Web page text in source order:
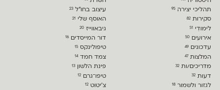
תהליכי יצירה 95
סקירות 82
לימודִי 51
אירועים 50
עדכונים 49
המלצות47
מדריכים/ות 32
דעות 32
לגזור ולשמור 18
עיצוב בחו"ל23
האוסף שלי21
גיבאווייז20
דור המייסדים16
טיפולינקס15
צמד חמד14
פינת הלשון13
טיפו־גרם12
צ׳יטוט12